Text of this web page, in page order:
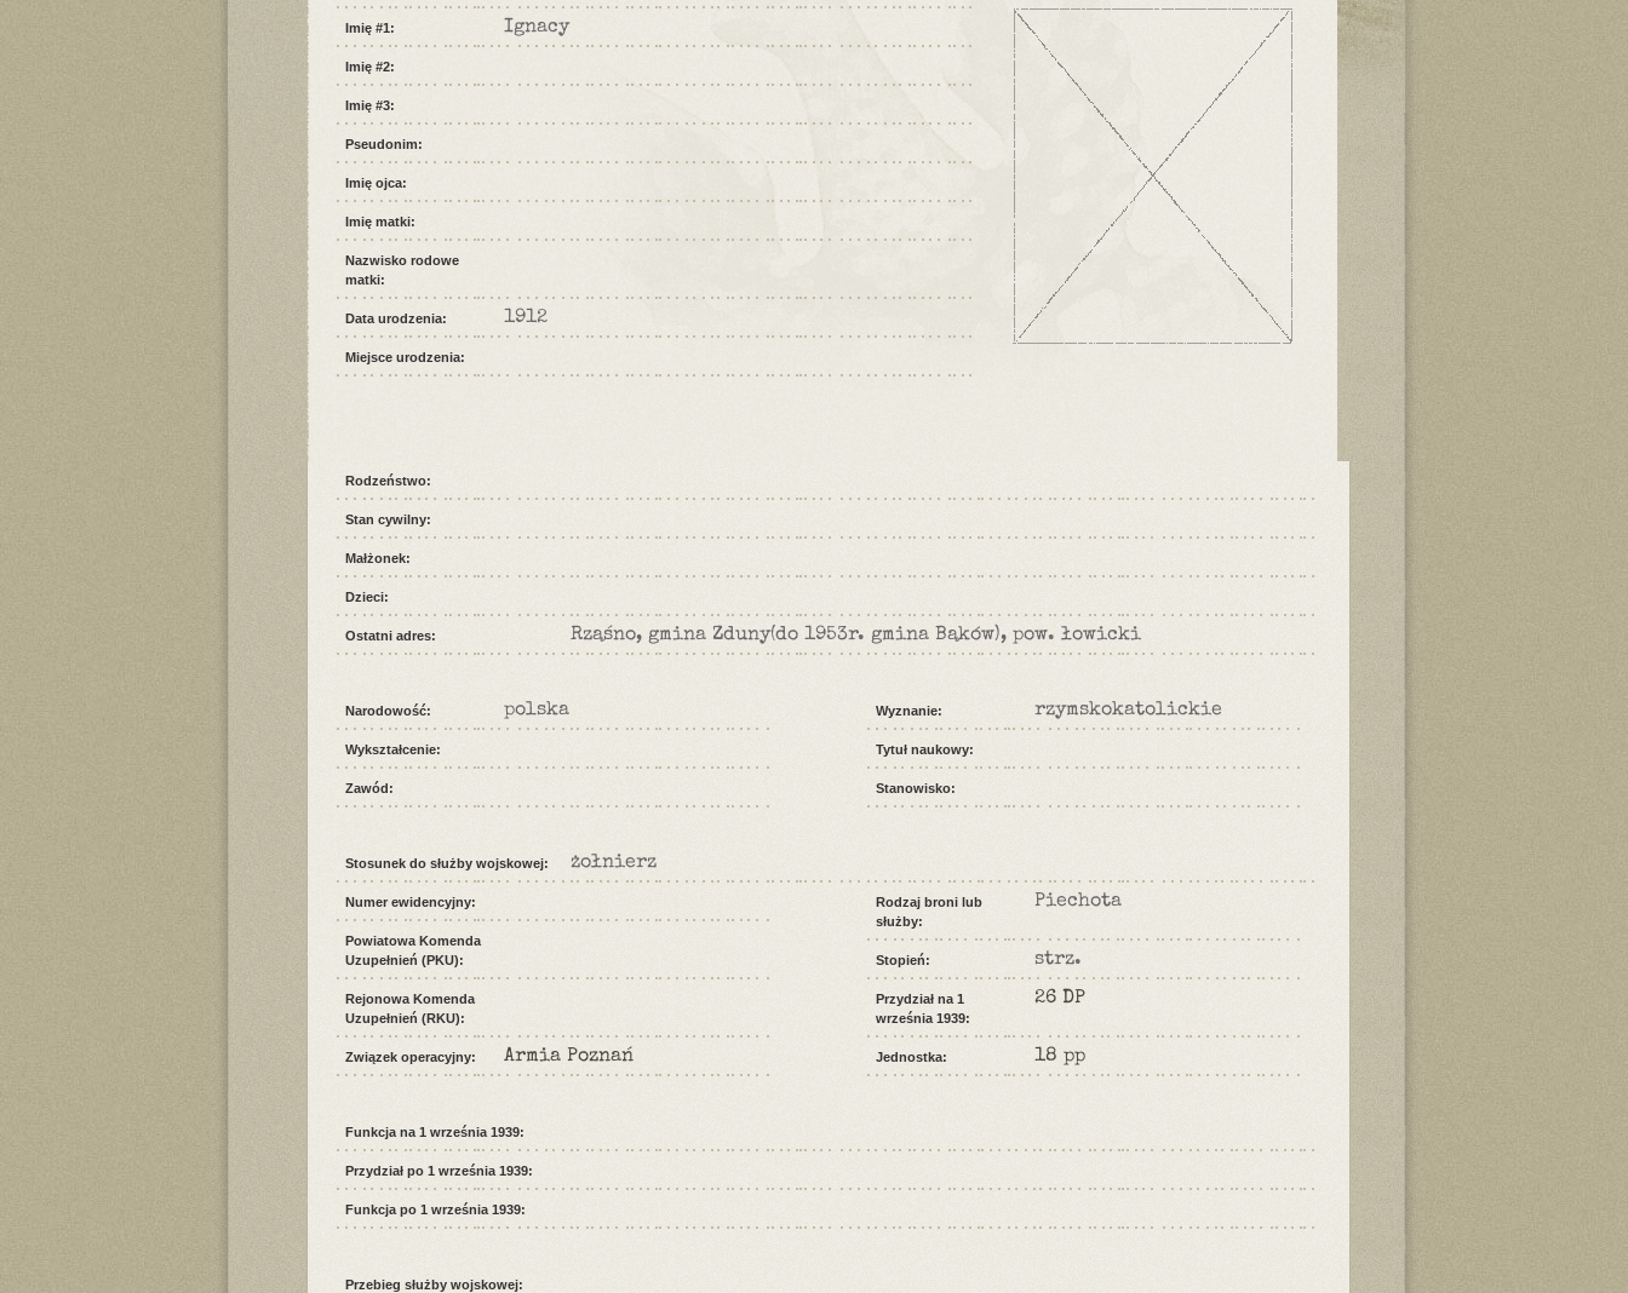
Imię #1: Ignacy
Imię #2:
Imię #3:
Pseudonim:
Imię ojca:
Imię matki:
Nazwisko rodowe
matki:
Data urodzenia: 1912
Miejsce urodzenia:
Rodzeństwo:
Stan cywilny:
Małżonek:
Dzieci:
Ostatni adres: Rząśno, gmina Zduny(do 1953r. gmina Bąków), pow. łowicki
Narodowość: polska
Wykształcenie:
Zawód:
Wyznanie: rzymskokatolickie
Tytuł naukowy:
Stanowisko:
Stosunek do służby wojskowej: żołnierz
Numer ewidencyjny:
Powiatowa Komenda
Uzupełnień (PKU):
Rejonowa Komenda
Uzupełnień (RKU):
Związek operacyjny: Armia Poznań
Rodzaj broni lub
służby:
Piechota
Stopień: strz.
Przydział na 1
września 1939:
26 DP
Jednostka: 18 pp
Funkcja na 1 września 1939:
Przydział po 1 września 1939:
Funkcja po 1 września 1939:
Przebieg służby wojskowej: